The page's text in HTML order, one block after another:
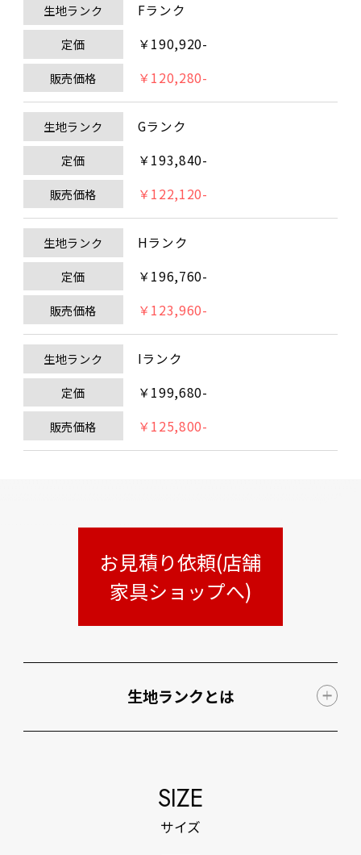
生地ランク Fランク
定価 ￥190,920-
販売価格 ￥120,280-
生地ランク Gランク
定価 ￥193,840-
販売価格 ￥122,120-
生地ランク Hランク
定価 ￥196,760-
販売価格 ￥123,960-
生地ランク Iランク
定価 ￥199,680-
販売価格 ￥125,800-
お見積り依頼(店舗
家具ショップへ)
生地ランクとは
SIZE
サイズ